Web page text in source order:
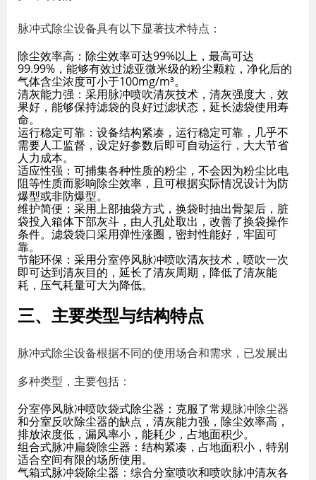
脉冲式除尘设备具有以下显著技术特点：
除尘效率高 ：除尘效率可达99%以上，最高可达
99.99%，能够有效过滤亚微米级的粉尘颗粒，净化后的
气体含尘浓度可小于100mg/m³。
清灰能力强 ：采用脉冲喷吹清灰技术，清灰强度大，效
果好，能够保持滤袋的良好过滤状态，延长滤袋使用寿
命。
运行稳定可靠 ：设备结构紧凑，运行稳定可靠，几乎不
需要人工监督，设定好参数后即可自动运行，大大节省
人力成本。
适应性强 ：可捕集各种性质的粉尘，不会因为粉尘比电
阻等性质而影响除尘效率，且可根据实际情况设计为防
爆型或非防爆型。
维护简便 ：采用上部抽袋方式，换袋时抽出骨架后，脏
袋投入箱体下部灰斗，由人孔处取出，改善了换袋操作
条件。滤袋袋口采用弹性涨圈，密封性能好，牢固可
靠。
节能环保 ：采用分室停风脉冲喷吹清灰技术，喷吹一次
即可达到清灰目的，延长了清灰周期，降低了清灰能
耗，压气耗量可大为降低。
三、主要类型与结构特点
脉冲式除尘设备根据不同的使用场合和需求，已发展出
多种类型，主要包括：
分室停风脉冲喷吹袋式除尘器 ：克服了常规脉冲除尘器
和分室反吹除尘器的缺点，清灰能力强，除尘效率高，
排放浓度低，漏风率小，能耗少，占地面积少。
组合式脉冲扁袋除尘器 ：结构紧凑，占地面积小，特别
适合空间有限的场所使用。
气箱式脉冲袋除尘器 ：综合分室喷吹和喷吹脉冲清灰各